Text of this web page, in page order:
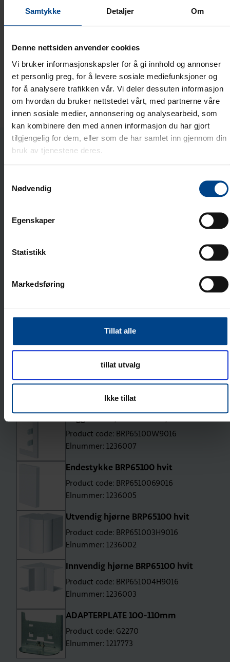
Samtykke Detaljer Om
Denne nettsiden anvender cookies
Vi bruker informasjonskapsler for å gi innhold og annonser
et personlig preg, for å levere sosiale mediefunksjoner og
for å analysere trafikken vår. Vi deler dessuten informasjon
om hvordan du bruker nettstedet vårt, med partnerne våre
innen sosiale medier, annonsering og analysearbeid, som
kan kombinere den med annen informasjon du har gjort
tilgjengelig for dem, eller som de har samlet inn gjennom din
bruk av tjenestene deres.
Nødvendig
Egenskaper
Statistikk
Markedsføring
Tillat alle
tillat utvalg
Ikke tillat
RATINGS AND MARKINGS
Related products
FRONTMONTERT, FOR VERTIKAL OG
HORISONTAL MONTASJE I KANAL OG
Elnummer: 1205977
Utjevningsstykke BRP65100 hvit
Product code: BRP6510079016
Elnummer: 1236006
Flatvinkel BRP65100 hvit
Product code: BRP651005H9016
Elnummer: 1236004
Product code: BRP65100W9016
Elnummer: 1236007
Endestykke BRP65100 hvit
Product code: BRP6510069016
Elnummer: 1236005
Utvendig hjørne BRP65100 hvit
Product code: BRP651003H9016
Elnummer: 1236002
Innvendig hjørne BRP65100 hvit
Product code: BRP651004H9016
Elnummer: 1236003
ADAPTERPLATE 100-110mm
Product code: G2270
Elnummer: 1217773